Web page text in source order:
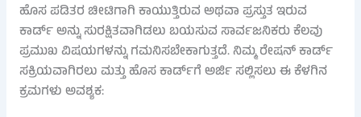
ಹೊಸ ಪಡಿತರ ಚೀಟಿಗಾಗಿ ಕಾಯುತ್ತಿರುವ ಅಥವಾ ಪ್ರಸ್ತುತ ಇರುವ
ಕಾರ್ಡ್ ಅನ್ನು ಸುರಕ್ಷಿತವಾಗಿಡಲು ಬಯಸುವ ಸಾರ್ವಜನಿಕರು ಕೆಲವು
ಪ್ರಮುಖ ವಿಷಯಗಳನ್ನು ಗಮನಿಸಬೇಕಾಗುತ್ತದೆ. ನಿಮ್ಮ ರೇಷನ್ ಕಾರ್ಡ್
ಸಕ್ರಿಯವಾಗಿರಲು ಮತ್ತು ಹೊಸ ಕಾರ್ಡ್‌ಗೆ ಅರ್ಜಿ ಸಲ್ಲಿಸಲು ಈ ಕೆಳಗಿನ
ಕ್ರಮಗಳು ಅವಶ್ಯಕ: